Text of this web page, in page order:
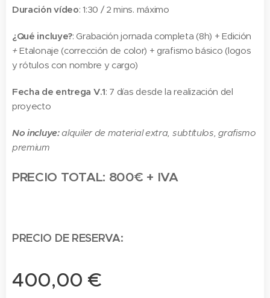
Duración vídeo: 1:30 / 2 mins. máximo
¿Qué incluye?: Grabación jornada completa (8h) + Edición
+Etalonaje (corrección de color) + grafismo básico (logos
y rótulos con nombre y cargo)
Fecha de entrega V.1: 7 días desde la realización del
proyecto
No incluye:alquiler de material extra, subtítulos, grafismo
premium
PRECIO TOTAL: 800€ + IVA
PRECIO DE RESERVA:
400,00 €